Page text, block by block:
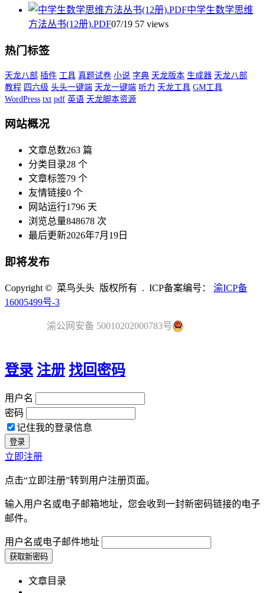
中学生数学思维
方法丛书(12册).PDF07/19 57 views
热门标签
天龙八部 插件 工具 真题试卷 小说 字典 天龙版本 生成器 天龙八部
教程 四六级 头头一键端 天龙一键端 听力 天龙工具 GM工具
WordPress txt pdf 英语 天龙脚本资源
网站概况
文章总数263 篇
分类目录28 个
文章标签79 个
友情链接0 个
网站运行1796 天
浏览总量848678 次
最后更新2026年7月19日
即将发布
Copyright © 菜鸟头头 版权所有 . ICP备案编号： 渝ICP备
16005499号-3
渝公网安备 50010202000783号
登录 注册 找回密码
用户名
密码
记住我的登录信息
立即注册
点击“立即注册”转到用户注册页面。
输入用户名或电子邮箱地址，您会收到一封新密码链接的电子
邮件。
用户名或电子邮件地址
文章目录